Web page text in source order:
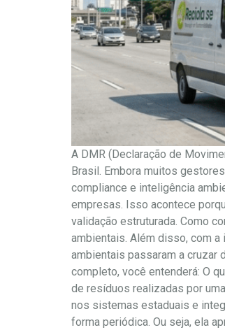
A DMR (Declaração de
Brasil. Embora muitos
compliance e inteligência
empresas. Isso acontece
validação estruturada. Como
ambientais. Além disso, com
ambientais passaram a cruzar
completo, você entenderá: O
de resíduos realizadas por
nos sistemas estaduais e
forma periódica. Ou seja, ela